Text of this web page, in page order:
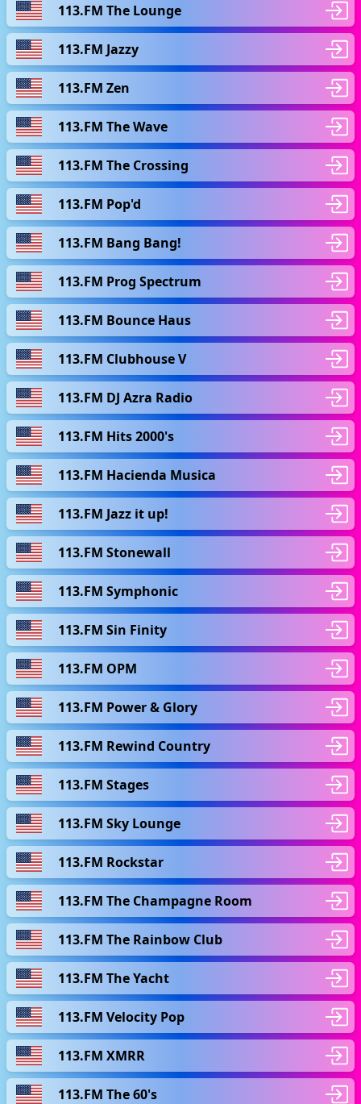
113.FM The Lounge
113.FM Jazzy
113.FM Zen
113.FM The Wave
113.FM The Crossing
113.FM Pop'd
113.FM Bang Bang!
113.FM Prog Spectrum
113.FM Bounce Haus
113.FM Clubhouse V
113.FM DJ Azra Radio
113.FM Hits 2000's
113.FM Hacienda Musica
113.FM Jazz it up!
113.FM Stonewall
113.FM Symphonic
113.FM Sin Finity
113.FM OPM
113.FM Power & Glory
113.FM Rewind Country
113.FM Stages
113.FM Sky Lounge
113.FM Rockstar
113.FM The Champagne Room
113.FM The Rainbow Club
113.FM The Yacht
113.FM Velocity Pop
113.FM XMRR
113.FM The 60's